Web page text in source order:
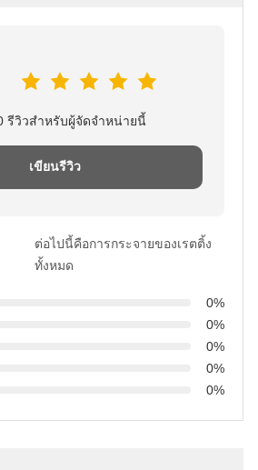
รีวิวสําหรับผู้จัดจําหน่ายนี้
เขียนรีวิว
ต่อไปนี้คือการกระจายของเรตติ้ง
ทั้งหมด
0%
0%
0%
0%
0%